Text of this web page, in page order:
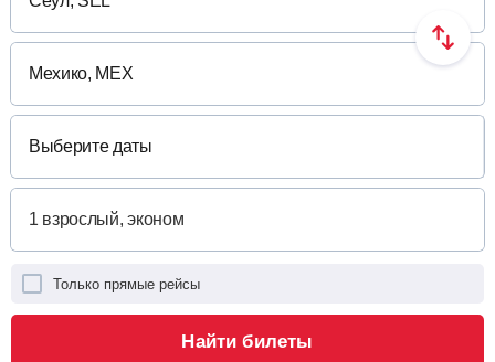
Выберите даты
Только прямые рейсы
Найти билеты